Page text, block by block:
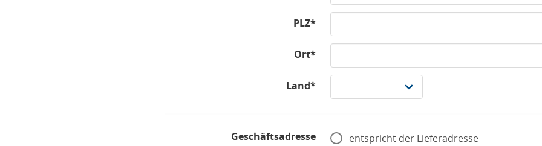
PLZ*
Ort*
Land*
Geschäftsadresse entspricht der Lieferadresse